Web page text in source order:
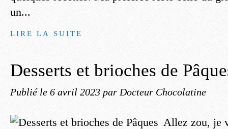
un...
LIRE LA SUITE
Desserts et brioches de
Publié le 6 avril 2023 par Docteur Chocolatine
Allez zou, je